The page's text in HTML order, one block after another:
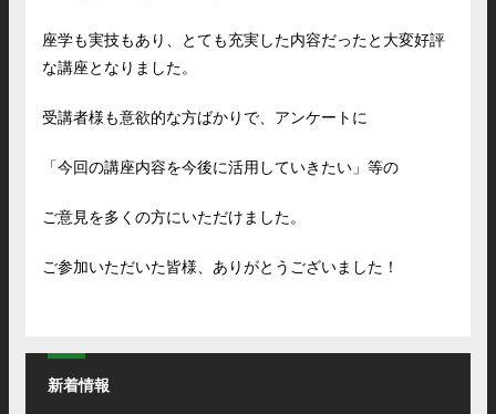
座学も実技もあり、とても充実した内容だったと大変好評
な講座となりました。
受講者様も意欲的な方ばかりで、アンケートに
「今回の講座内容を今後に活用していきたい」等の
ご意見を多くの方にいただけました。
ご参加いただいた皆様、ありがとうございました！
新着情報